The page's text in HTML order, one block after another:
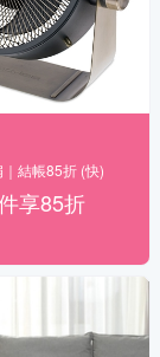
結帳85折 (快)
享85折